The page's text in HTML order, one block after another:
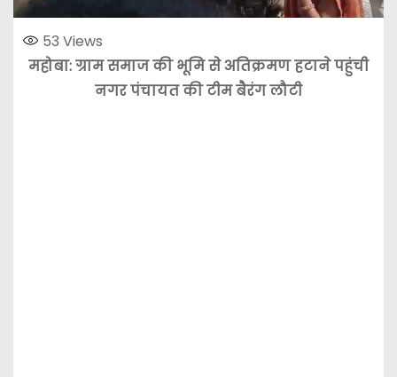
53 Views
महोबा: ग्राम समाज की भूमि से अतिक्रमण हटाने पहुंची
नगर पंचायत की टीम बैरंग लौटी